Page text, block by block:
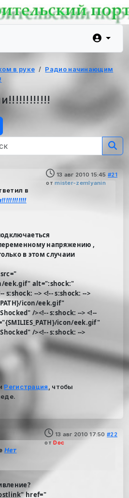
в руке
Радио начинающим
13 авг 2010 15:45 #21
отmister-zemlyanin
в
напряжению ,
в этом случаии
eek.gif" alt=":shock:"
s:shock: --> <!-- s:shock: -->
icon/eek.gif"
/><!-- s:shock: --> <!--
icon/eek.gif"
/><!-- s:shock: -->
Регистрация
, чтобы
13 авг 2010 17:50 #22
отDoc
Нет
href="